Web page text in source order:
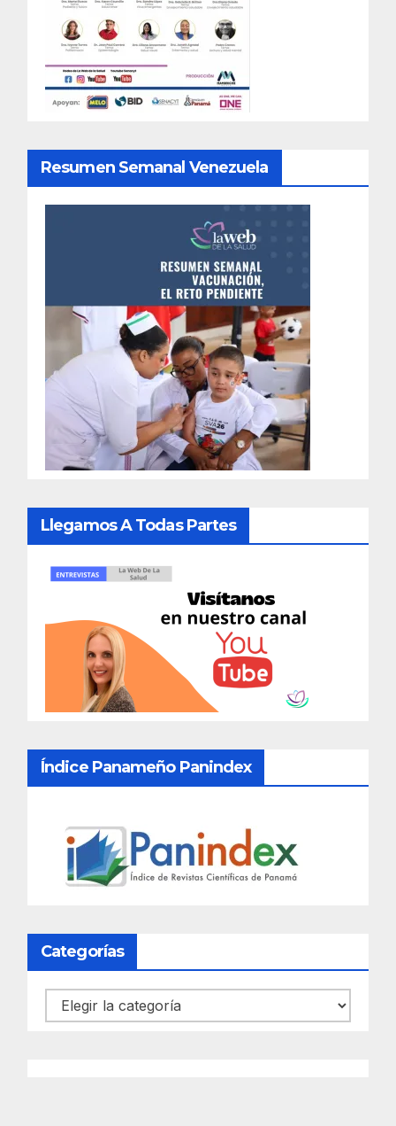
Resumen Semanal Venezuela
Llegamos A Todas Partes
Índice Panameño Panindex
Categorías
Categorías